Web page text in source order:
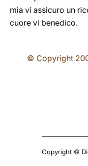
mia vi assicuro un
cuore vi benedico.
© Copyright
Copyright ©